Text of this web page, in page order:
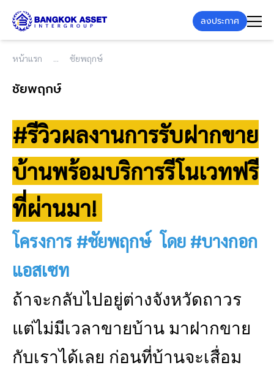
ลงประกาศ
หน้าแรก ชัยพฤกษ์
ชัยพฤกษ์
#รีวิวผลงานการรับฝากขาย
บ้านพร้อมบริการรีโนเวทฟรี
ที่ผ่านมา!
โครงการ #ชัยพฤกษ์ โดย #บางกอก
แอสเซท
ถ้าจะกลับไปอยู่ต่างจังหวัดถาวร
แต่ไม่มีเวลาขายบ้าน มาฝากขาย
กับเราได้เลย ก่อนที่บ้านจะเสื่อม